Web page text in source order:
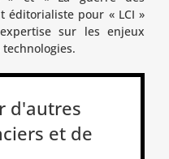
éditorialiste pour « LCI »
sur les enjeux
d'autres
et de